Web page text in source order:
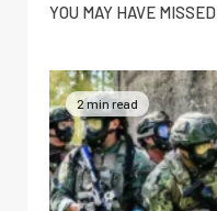
YOU MAY HAVE MISSED
2 min read